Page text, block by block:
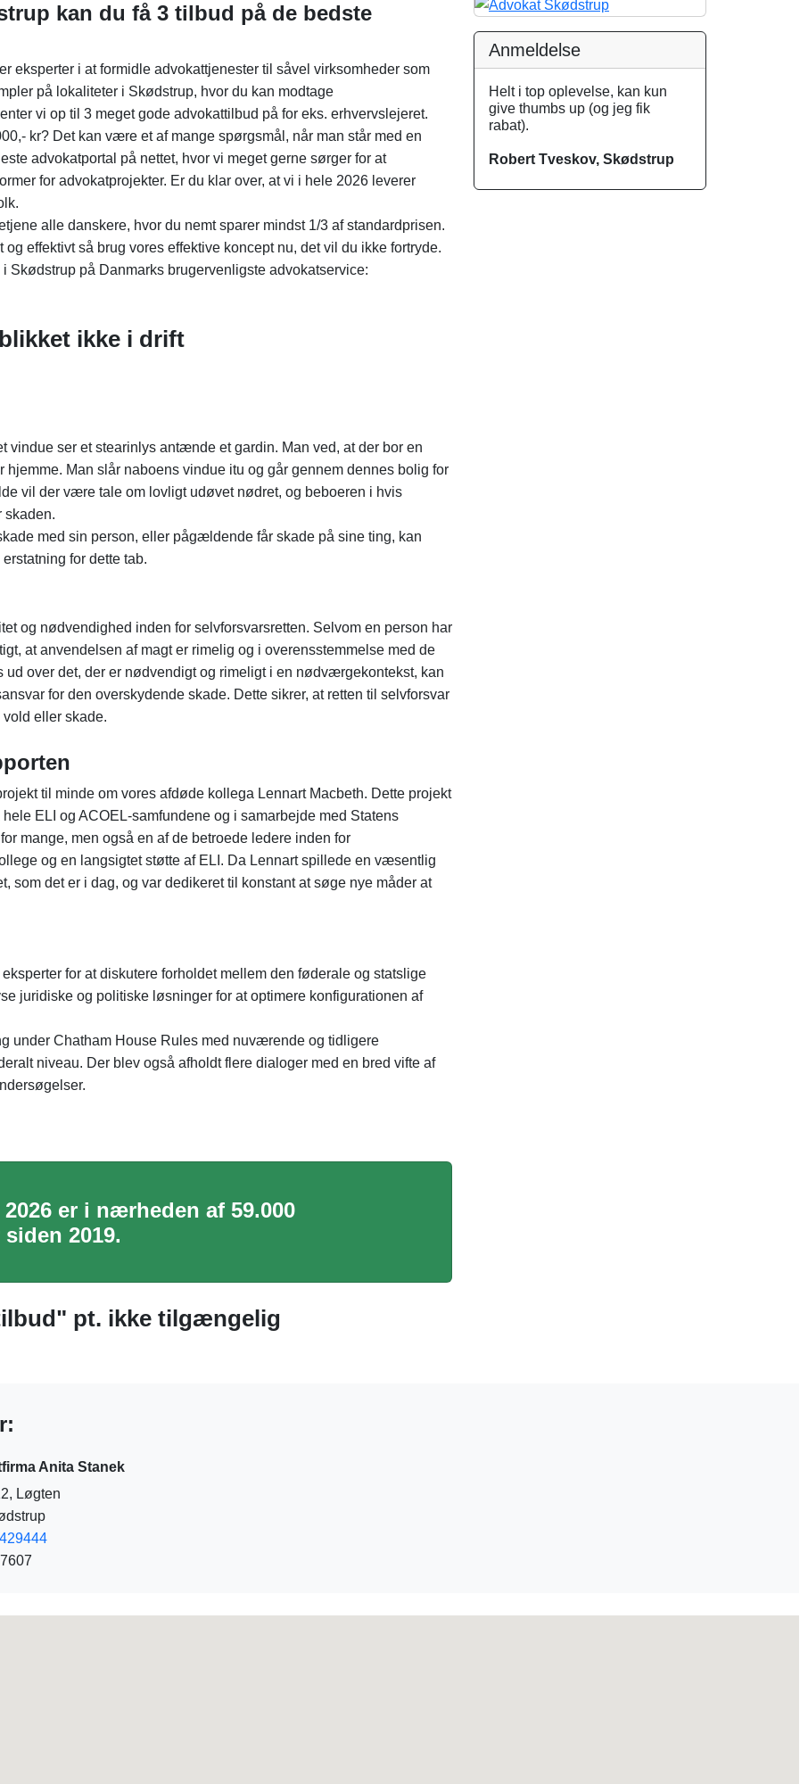
kan du få 3 tilbud på de bedste
eksperter i at formidle advokattjenester til såvel virksomheder som
på lokaliteter i Skødstrup, hvor du kan modtage
vi op til 3 meget gode advokattilbud på for eks. erhvervslejeret.
kr? Det kan være et af mange spørgsmål, når man står med en
advokatportal på nettet, hvor vi meget gerne sørger for at
for advokatprojekter. Er du klar over, at vi i hele 2026 leverer
alle danskere, hvor du nemt sparer mindst 1/3 af standardprisen.
effektivt så brug vores effektive koncept nu, det vil du ikke fortryde.
Skødstrup på Danmarks brugervenligste advokatservice:
ikke i drift
vindue ser et stearinlys antænde et gardin. Man ved, at der bor en
Man slår naboens vindue itu og går gennem dennes bolig for
vil der være tale om lovligt udøvet nødret, og beboeren i hvis
skaden.
med sin person, eller pågældende får skade på sine ting, kan
for dette tab.
og nødvendighed inden for selvforsvarsretten. Selvom en person har
at anvendelsen af magt er rimelig og i overensstemmelse med de
over det, der er nødvendigt og rimeligt i en nødværgekontekst, kan
for den overskydende skade. Dette sikrer, at retten til selvforsvar
eller skade.
til minde om vores afdøde kollega Lennart Macbeth. Dette projekt
ELI og ACOEL-samfundene og i samarbejde med Statens
mange, men også en af de betroede ledere inden for
og en langsigtet støtte af ELI. Da Lennart spillede en væsentlig
som det er i dag, og var dedikeret til konstant at søge nye måder at
for at diskutere forholdet mellem den føderale og statslige
juridiske og politiske løsninger for at optimere konfigurationen af
under Chatham House Rules med nuværende og tidligere
niveau. Der blev også afholdt flere dialoger med en bred vifte af
er i nærheden af 59.000
2019.
pt. ikke tilgængelig
Anmeldelse
Helt i top oplevelse, kan kun
give thumbs up (og jeg fik
rabat).
Robert Tveskov, Skødstrup
Anita Stanek
Løgten